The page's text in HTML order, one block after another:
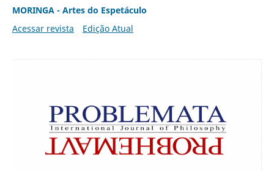
MORINGA - Artes do Espetáculo
Acessar revista
Edição Atual